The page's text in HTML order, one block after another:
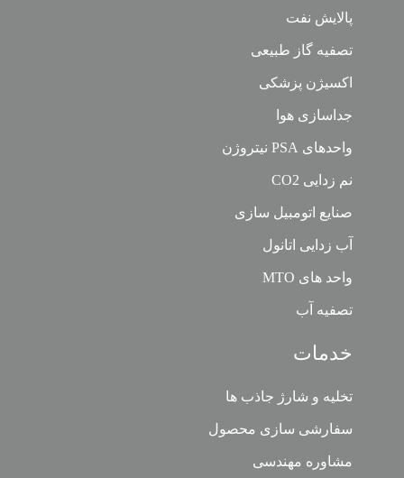
پالایش نفت
تصفیه گاز طبیعی
اکسیژن پزشکی
جداسازی هوا
واحدهای PSA نیتروژن
نم زدایی CO2
صنایع اتومبیل سازی
آب زدایی اتانول
واحد های MTO
تصفیه آب
خدمات
تخلیه و شارژ جاذب ها
سفارشی سازی محصول
مشاوره مهندسی